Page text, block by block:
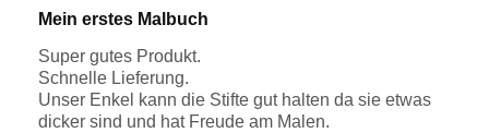
Mein erstes Malbuch
Super gutes Produkt.
Schnelle Lieferung.
Unser Enkel kann die Stifte gut halten da sie etwas
dicker sind und hat Freude am Malen.